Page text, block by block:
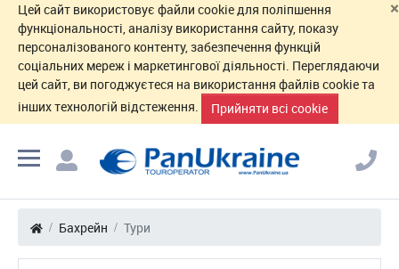
×
Цей сайт використовує файли cookie для поліпшення
функціональності, аналізу використання сайту, показу
персоналізованого контенту, забезпечення функцій
соціальних мереж і маркетингової діяльності. Переглядаючи
цей сайт, ви погоджуєтеся на використання файлів cookie та
інших технологій відстеження.
Прийняти всі cookie
Бахрейн Тури